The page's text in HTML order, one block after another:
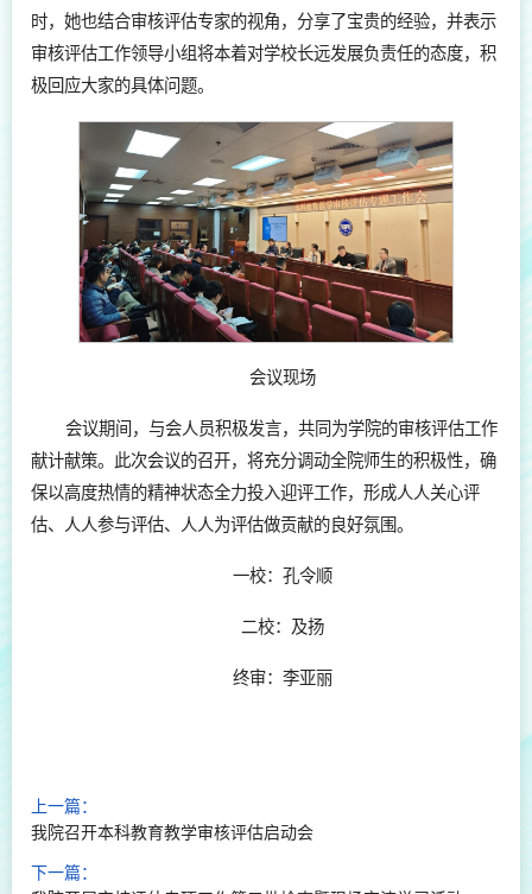
时，她也结合审核评估专家的视角，分享了宝贵的经验，并表示
审核评估工作领导小组将本着对学校长远发展负责任的态度，积
极回应大家的具体问题。
会议现场
会议期间，与会人员积极发言，共同为学院的审核评估工作
献计献策。此次会议的召开，将充分调动全院师生的积极性，确
保以高度热情的精神状态全力投入迎评工作，形成人人关心评
估、人人参与评估、人人为评估做贡献的良好氛围。
一校：孔令顺
二校：及扬
终审：李亚丽
上一篇：
我院召开本科教育教学审核评估启动会
下一篇：